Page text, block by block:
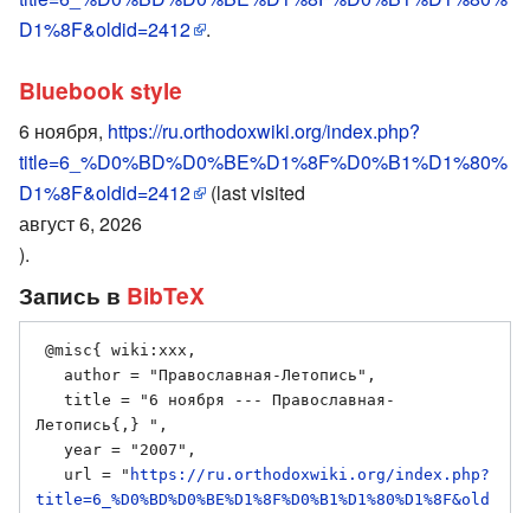
D1%8F&oldid=2412
.
Bluebook style
6 ноября, https://ru.orthodoxwiki.org/index.php?
title=6_%D0%BD%D0%BE%D1%8F%D0%B1%D1%80%
D1%8F&oldid=2412
(last visited
август 6, 2026
).
Запись в BibTeX
Летопись{,} ",
   url = "
https://ru.orthodoxwiki.org/index.php?
title=6_%D0%BD%D0%BE%D1%8F%D0%B1%D1%80%D1%8F&old